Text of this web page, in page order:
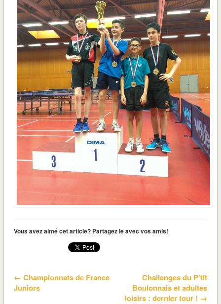
Vous avez aimé cet article? Partagez le avec vos amis!
← Championnats de France
Juniors
Challenges du P’tit
Boulonnais et adultes
loisirs : dernier tour ! →